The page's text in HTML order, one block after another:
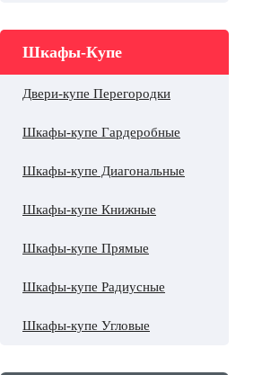
Шкафы-Купе
Двери-купе Перегородки
Шкафы-купе Гардеробные
Шкафы-купе Диагональные
Шкафы-купе Книжные
Шкафы-купе Прямые
Шкафы-купе Радиусные
Шкафы-купе Угловые